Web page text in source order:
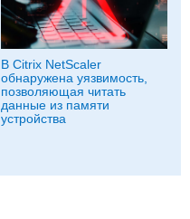
В Citrix NetScaler
обнаружена уязвимость,
позволяющая читать
данные из памяти
устройства